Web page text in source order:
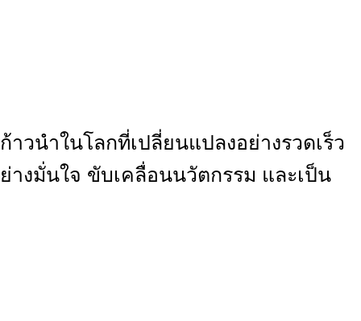
นำในโลกที่เปลี่ยนแปลงอย่างรวดเร็ว
งมั่นใจ ขับเคลื่อนนวัตกรรม และเป็น